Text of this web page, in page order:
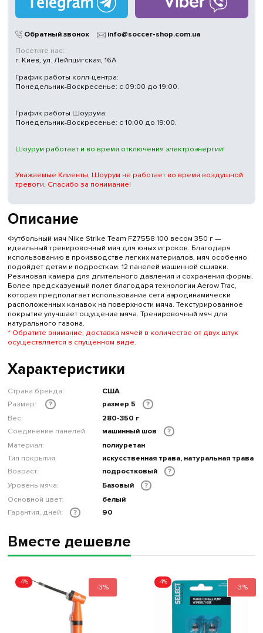
Описание
Футбольный мяч Nike Strike Team FZ7558 100 весом 350 г —
идеальный тренировочный мяч для юных игроков. Благодаря
использованию в производстве легких материалов, мяч особенно
подойдет детям и подросткам. 12 панелей машинной сшивки.
Резиновая камера для длительного давления и сохранения формы.
Более предсказуемый полет благодаря технологии Aerow Trac,
которая предполагает использование сети аэродинамически
расположенных канавок на поверхности мяча. Текстурированное
покрытие улучшает ощущение мяча. Тренировочный мяч для
натурального газона.
* Обратите внимание, доставка мячей в количестве от двух штук
осуществляется в спущенном виде.
Характеристики
Страна бренда:
США
Размер:
? размер 5
?
Вес:
280-350 г
Соединение панелей:
машинный шов
?
Материал:
полиуретан
Тип покрытия:
искусственная трава, натуральная трава
Возраст:
подростковый
?
Уровень мяча:
Базовый
?
Основной цвет:
белый
Гарантия, дней:
? 90
Обратный звонок
info@soccer-shop.com.ua
Посетите нас:
г. Киев, ул. Лейпцигская, 16А
График работы колл-центра:
Понедельник-Воскресенье: с 09:00 до 19:00.
График работы Шоурума:
Понедельник-Воскресенье: с 10:00 до 19:00.
Шоурум работает и во время отключения электроэнергии!
Уважаемые Клиенты, Шоурум не работает во время воздушной
тревоги. Спасибо за понимание!
Вместе дешевле
-3%
-4%
-3%
-4%